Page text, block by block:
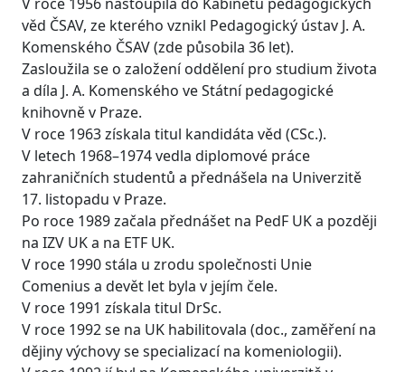
věd ČSAV, ze kterého vznikl Pedagogický ústav J. A.
Komenského ČSAV (zde působila 36 let).
Zasloužila se o založení oddělení pro studium života
a díla J. A. Komenského ve Státní pedagogické
knihovně v Praze.
V roce 1963 získala titul kandidáta věd (CSc.).
V letech 1968–1974 vedla diplomové práce
zahraničních studentů a přednášela na Univerzitě
17. listopadu v Praze.
Po roce 1989 začala přednášet na PedF UK a později
na IZV UK a na ETF UK.
V roce 1990 stála u zrodu společnosti Unie
Comenius a devět let byla v jejím čele.
V roce 1991 získala titul DrSc.
V roce 1992 se na UK habilitovala (doc., zaměření na
dějiny výchovy se specializací na komeniologii).